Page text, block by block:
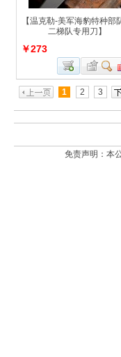
【温克勒-美军海豹特种部
二梯队专用刀】
￥273
1 2 3
免责声明：本